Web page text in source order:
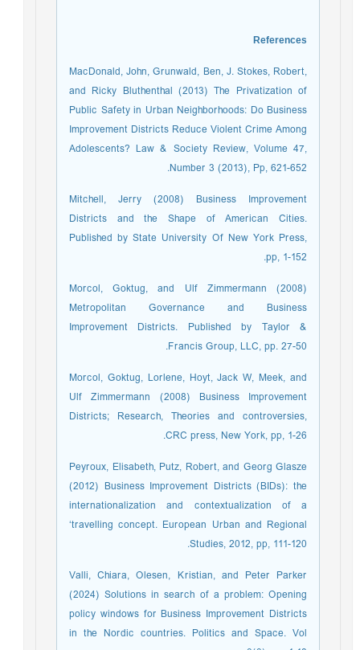
References
MacDonald, John, Grunwald, Ben, J. Stokes, Robert,
and Ricky Bluthenthal (2013) The Privatization of
Public Safety in Urban Neighborhoods: Do Business
Improvement Districts Reduce Violent Crime Among
Adolescents? Law & Society Review, Volume 47,
Number 3 (2013), Pp, 621-652.
Mitchell, Jerry (2008) Business Improvement
Districts and the Shape of American Cities.
Published by State University Of New York Press,
pp, 1-152.
Morcol, Goktug, and Ulf Zimmermann (2008)
Metropolitan Governance and Business
Improvement Districts. Published by Taylor &
Francis Group, LLC, pp. 27-50.
Morcol, Goktug, Lorlene, Hoyt, Jack W, Meek, and
Ulf Zimmermann (2008) Business Improvement
Districts; Research, Theories and controversies,
CRC press, New York, pp, 1-26.
Peyroux, Elisabeth, Putz, Robert, and Georg Glasze
(2012) Business Improvement Districts (BIDs): the
internationalization and contextualization of a
‘travelling concept. European Urban and Regional
Studies, 2012, pp, 111-120.
Valli, Chiara, Olesen, Kristian, and Peter Parker
(2024) Solutions in search of a problem: Opening
policy windows for Business Improvement Districts
in the Nordic countries. Politics and Space. Vol